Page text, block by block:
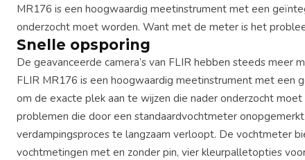
MR176 is een hoogwaardig meetinstrument met een
onderzocht moet worden. Want met de meter is het
Snelle opsporing
De geavanceerde camera’s van FLIR hebben steeds
FLIR MR176 is een hoogwaardig meetinstrument met
om de exacte plek aan te wijzen die nader onderzocht
problemen die door een standaardvochtmeter
verdampingsproces te langzaam verloopt. De vochtmeter
vochtmetingen met en zonder pin, vier kleurpalletopties